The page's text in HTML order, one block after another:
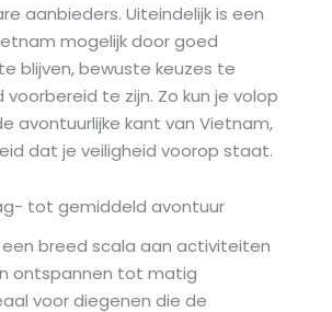
aanbieders. Uiteindelijk is een
mogelijk door goed
blijven, bewuste keuzes te
te zijn. Zo kun je volop
avontuurlijke kant van Vietnam,
dat je veiligheid voorop staat.
tot gemiddeld avontuur
breed scala aan activiteiten
ontspannen tot matig
voor diegenen die de